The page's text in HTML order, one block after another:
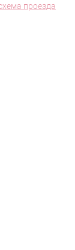
проезда